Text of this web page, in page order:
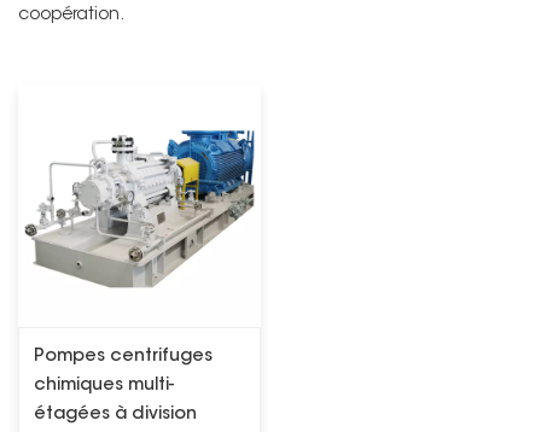
coopération.
Pompes centrifuges
chimiques multi-
étagées à division